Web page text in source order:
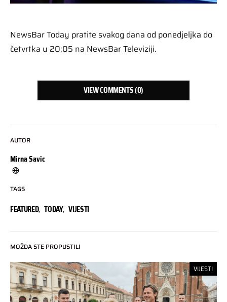
AUTOR
Mirna Savic
TAGS
FEATURED, TODAY, VIJESTI
NewsBar Today pratite svakog dana od ponedjeljka do
četvrtka u 20:05 na NewsBar Televiziji.
VIEW COMMENTS (0)
MOŽDA STE PROPUSTILI
VIJESTI